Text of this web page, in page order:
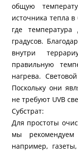
общую
источника тепла
где
градусов.
внутри
правильную
нагрева.
Поскольку они
не требуют UVB
Субстрат:
Для простоты
мы рекомендуем
например,